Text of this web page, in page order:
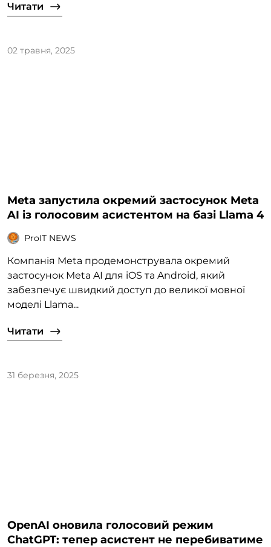
Читати
02 травня, 2025
Meta запустила окремий застосунок Meta
AI із голосовим асистентом на базі Llama 4
ProIT NEWS
Компанія Meta продемонструвала окремий
застосунок Meta AI для iOS та Android, який
забезпечує швидкий доступ до великої мовної
моделі Llama...
Читати
31 березня, 2025
OpenAI оновила голосовий режим
ChatGPT: тепер асистент не перебиватиме